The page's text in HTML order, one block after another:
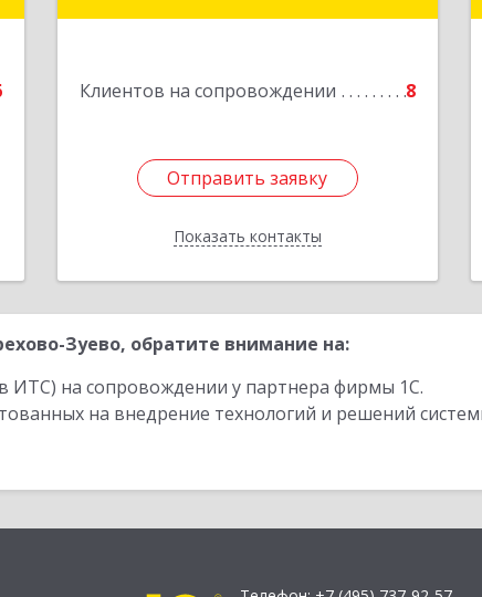
Клиентов на сопровождении 8
Отправить заявку
Показать контакты
Отправить заявку
Назад
Зуево, обратите внимание на:
ИТС) на сопровождении у партнера фирмы 1С.
на внедрение технологий и решений